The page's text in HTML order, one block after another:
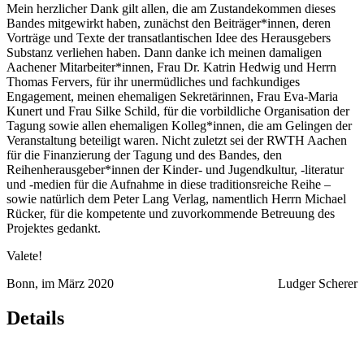
Mein herzlicher Dank gilt allen, die am Zustandekommen dieses
Bandes mitgewirkt haben, zunächst den Beiträger*innen, deren
Vorträge und Texte der transatlantischen Idee des Herausgebers
Substanz verliehen haben. Dann danke ich meinen damaligen
Aachener Mitarbeiter*innen, Frau Dr. Katrin Hedwig und Herrn
Thomas Fervers, für ihr unermüdliches und fachkundiges
Engagement, meinen ehemaligen Sekretärinnen, Frau Eva-Maria
Kunert und Frau Silke Schild, für die vorbildliche Organisation der
Tagung sowie allen ehemaligen Kolleg*innen, die am Gelingen der
Veranstaltung beteiligt waren. Nicht zuletzt sei der RWTH Aachen
für die Finanzierung der Tagung und des Bandes, den
Reihenherausgeber*innen derKinder- und Jugendkultur, -literatur
und -medien für die Aufnahme in diese traditionsreiche Reihe –
sowie natürlich dem Peter Lang Verlag, namentlich Herrn Michael
Rücker, für die kompetente und zuvorkommende Betreuung des
Projektes gedankt.
Valete!
Bonn, im März 2020
Ludger Scherer
Details